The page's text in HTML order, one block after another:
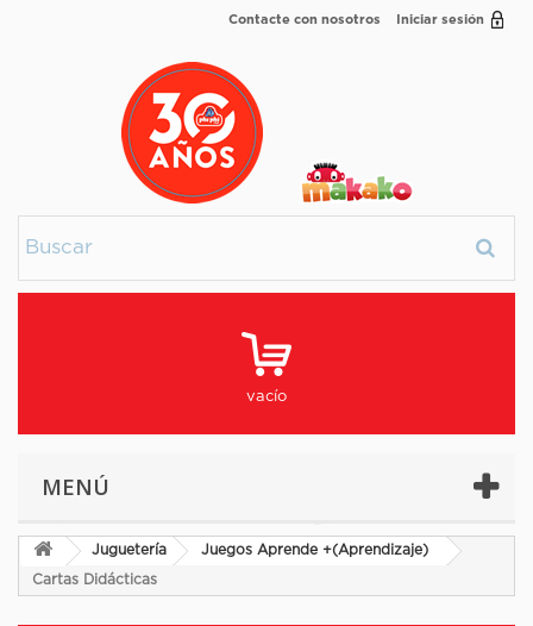
Iniciar sesión
Contacte con nosotros
vacío
MENÚ
Juguetería Juegos Aprende +(Aprendizaje)
Cartas Didácticas